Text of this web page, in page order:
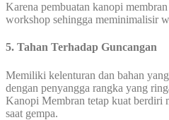
Karena pembuatan kanopi
workshop sehingga meminimalisir
5. Tahan Terhadap Guncangan
Memiliki kelenturan dan bahan
dengan penyangga rangka yang
Kanopi Membran tetap kuat berdiri
saat gempa.